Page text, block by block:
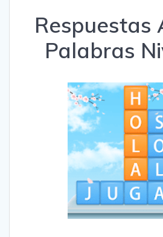
Respuestas
Palabras